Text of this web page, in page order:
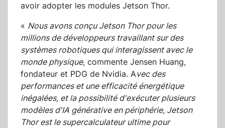
avoir adopter les modules Jetson Thor.
« Nous avons conçu Jetson Thor pour les
millions de développeurs travaillant sur des
systèmes robotiques qui interagissent avec le
monde physique, commente Jensen Huang,
fondateur et PDG de Nvidia. Avec des
performances et une efficacité énergétique
inégalées, et la possibilité d'exécuter plusieurs
modèles d'IA générative en périphérie, Jetson
Thor est le supercalculateur ultime pour